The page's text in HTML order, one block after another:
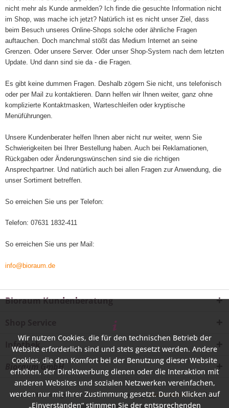
nicht mehr als Kunde anmelden? Ich finde die gesuchte Information nicht
im Shop, was mache ich jetzt? Natürlich ist es nicht unser Ziel, dass
beim Besuch unseres Online-Shops solche oder ähnliche Fragen
auftauchen. Doch manchmal stößt das Medium Internet an seine
Grenzen. Oder unsere Server. Oder unser Shop-System nach dem letzten
Update. Und dann sind sie da - die Fragen.
Es gibt keine dummen Fragen. Deshalb zögern Sie nicht, uns telefonisch
oder per Mail zu kontaktieren. Dann helfen wir Ihnen weiter, ganz ohne
komplizierte Kontaktmasken, Warteschleifen oder kryptische
Menüführungen.
Unsere Kundenberater helfen Ihnen aber nicht nur weiter, wenn Sie
Schwierigkeiten bei Ihrer Bestellung haben. Auch bei Reklamationen,
Rückgaben oder Änderungswünschen sind sie die richtigen
Ansprechpartner. Und natürlich auch bei allen Fragen zur Anwendung, die
unser Sortiment betreffen.
So erreichen Sie uns per Telefon:
Telefon: 07631 1832-411
So erreichen Sie uns per Mail:
info@bioraum.de
Bioraum Kundenberatung
Infothek
Bioraum GmbH
* Alle Preise inkl. gesetzl. Mehrwertsteuer zzgl.Versandkostenund ggf.
Wir nutzen Cookies, die für den technischen Betrieb der
Website erforderlich sind und stets gesetzt werden. Andere
Cookies, die den Komfort bei der Benutzung dieser Website
erhöhen, der Direktwerbung dienen oder die Interaktion mit
anderen Websites und sozialen Netzwerken vereinfachen,
werden nur mit Ihrer Zustimmung gesetzt. Durch Klicken auf
„Einverstanden“ stimmen Sie der entsprechenden